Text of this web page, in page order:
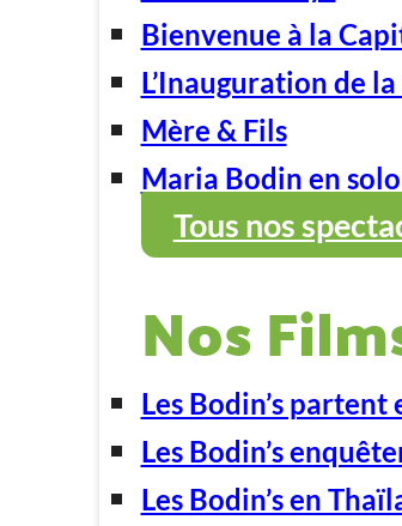
Bienvenue à la
L’Inauguration de
Mère & Fils
Maria Bodin en solo
Tous nos
Nos
Les Bodin’s
Les Bodin’s
Les Bodin’s en